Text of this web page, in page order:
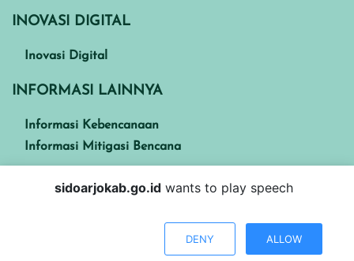
INOVASI DIGITAL
Inovasi Digital
INFORMASI LAINNYA
Informasi Kebencanaan
Informasi Mitigasi Bencana
Kabupaten Sidoarjo
Visitors : 2052834
sidoarjokab.go.id wants to play speech
DENY ALLOW